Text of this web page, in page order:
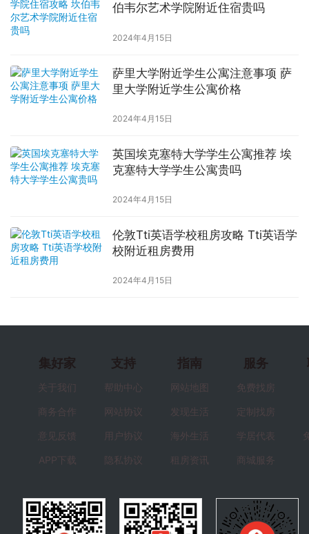
伯韦尔艺术学院附近住宿贵吗
2024年4月15日
萨里大学附近学生公寓注意事项 萨
里大学附近学生公寓价格
2024年4月15日
英国埃克塞特大学学生公寓推荐 埃
克塞特大学学生公寓贵吗
2024年4月15日
伦敦Tti英语学校租房攻略 Tti英语学
校附近租房费用
2024年4月15日
集好家
关于我们
商务合作
意见反馈
APP下载
支持
帮助中心
网站协议
用户协议
隐私协议
指南
网站地图
发现生活
海外生活
租房资讯
服务
免费找房
定制找房
学居代表
商城服务